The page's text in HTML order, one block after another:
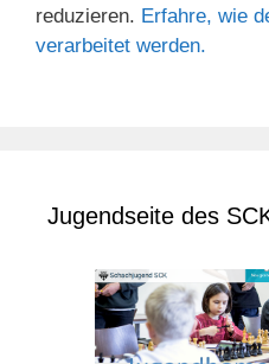
reduzieren. Erfahre, wie
verarbeitet werden.
Jugendseite des